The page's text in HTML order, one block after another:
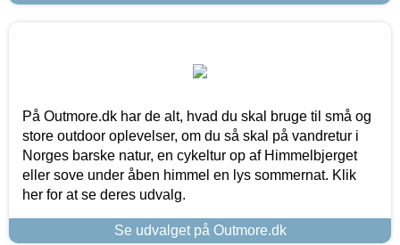
På Outmore.dk har de alt, hvad du skal bruge til små og
store outdoor oplevelser, om du så skal på vandretur i
Norges barske natur, en cykeltur op af Himmelbjerget
eller sove under åben himmel en lys sommernat. Klik
her for at se deres udvalg.
Se udvalget på Outmore.dk